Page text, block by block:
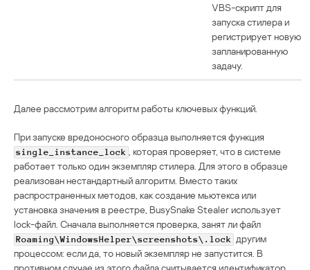
VBS-скрипт для
запуска стилера и
регистрирует новую
запланированную
задачу.
Далее рассмотрим алгоритм работы ключевых функций.
При запуске вредоносного образца выполняется функция
single_instance_lock
, которая проверяет, что в системе
работает только один экземпляр стилера. Для этого в образце
реализован нестандартный алгоритм. Вместо таких
распространенных методов, как создание мьютекса или
установка значения в реестре, BusySnake Stealer использует
lock-файл. Сначала выполняется проверка, занят ли файл
Roaming\WindowsHelper\screenshots\.lock
другим
процессом: если да, то новый экземпляр не запустится. В
противном случае из этого файла считывается идентификатор